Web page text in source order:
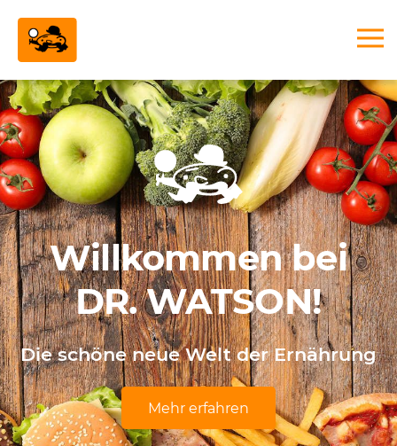
Willkommen bei
DR. WATSON!
Die schöne neue Welt der Ernährung
Mehr erfahren